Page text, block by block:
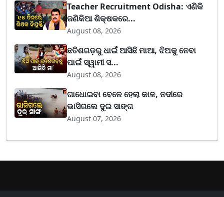
Teacher Recruitment Odisha: ଏଣିକି
ଜଣିକିଆ ଶିକ୍ଷକରେ...
August 08, 2026
ଛତିଶଗଡ଼ରୁ ଧାଇଁ ଆସିଛି ମାଆ, ଝିଅକୁ ନେବା
ପାଇଁ ସ୍ୱାମୀ ସ...
August 08, 2026
ଗାଧୋଇବା ବେଳେ ହେଲା କାଳ, ନଦୀରେ
ଭାସିଗଲେ ଦୁଇ ସାଙ୍ଗ
August 07, 2026